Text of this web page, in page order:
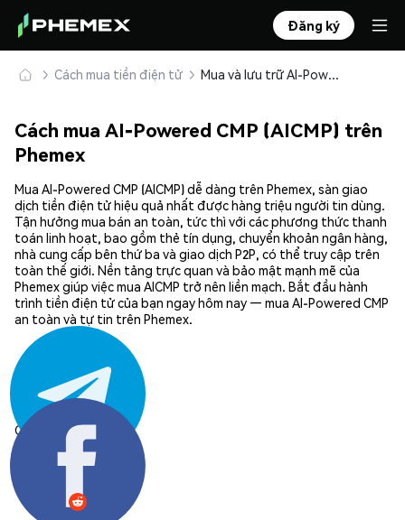
Đăng ký
Cách mua tiền điện tử Mua và lưu trữ AI-Powered CMP (AICMP) an toàn
Cách mua AI-Powered CMP (AICMP) trên
Phemex
Mua AI-Powered CMP (AICMP) dễ dàng trên Phemex, sàn giao
dịch tiền điện tử hiệu quả nhất được hàng triệu người tin dùng.
Tận hưởng mua bán an toàn, tức thì với các phương thức thanh
toán linh hoạt, bao gồm thẻ tín dụng, chuyển khoản ngân hàng,
nhà cung cấp bên thứ ba và giao dịch P2P, có thể truy cập trên
toàn thế giới. Nền tảng trực quan và bảo mật mạnh mẽ của
Phemex giúp việc mua AICMP trở nên liền mạch. Bắt đầu hành
trình tiền điện tử của bạn ngay hôm nay — mua AI-Powered CMP
an toàn và tự tin trên Phemex.
Chia sẻ: